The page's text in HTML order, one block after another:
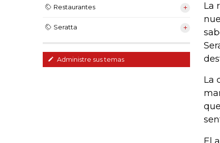
Restaurantes
Seratta
Administre sus temas
La
La